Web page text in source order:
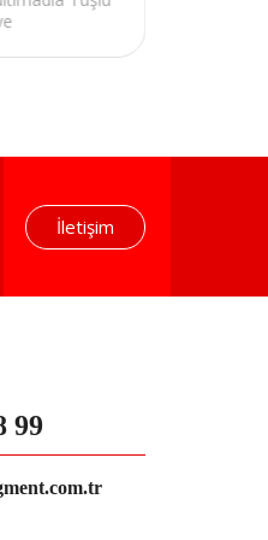
İletişim
99